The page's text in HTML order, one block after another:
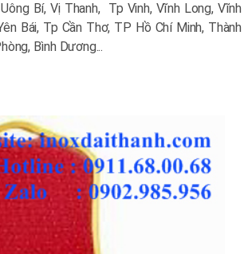
Bí, Vị Thanh, Tp Vinh, Vĩnh Long, Vĩnh
Bái, Tp Cần Thơ, TP Hồ Chí Minh, Thành
Bình Dương...